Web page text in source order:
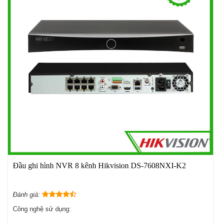
Đầu ghi hình NVR 8 kênh Hikvision DS-7608NXI-K2
Đánh giá:
Công nghệ sử dụng: